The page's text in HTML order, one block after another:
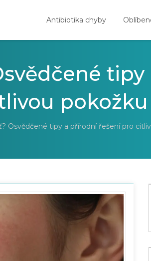
Antibiotika chyby
pokožku
Osvědčené tipy a přírodní řešení pro